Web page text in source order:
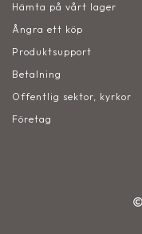
Hämta på vårt lager
Ångra ett köp
Produktsupport
Betalning
Offentlig sektor, kyrkor
Företag